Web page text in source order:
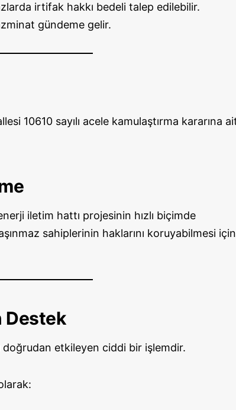
irtifak hakkı bedeli talep edilebilir.
gündeme gelir.
iletim hattı projesinin hızlı biçimde
sahiplerinin haklarını koruyabilmesi için
Destek
doğrudan etkileyen ciddi bir işlemdir.